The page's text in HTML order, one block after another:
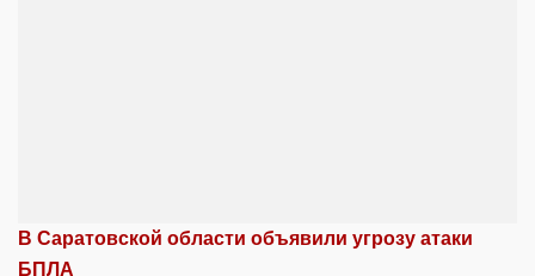
В Саратовской области объявили угрозу атаки
БПЛА